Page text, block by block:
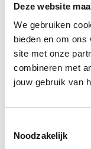
Deze website
We gebruiken
bieden en om
site met onze
combineren met
jouw gebruik van
Noodzakelijk
Sportscholen
Sportschool
Sportschool
Centrum